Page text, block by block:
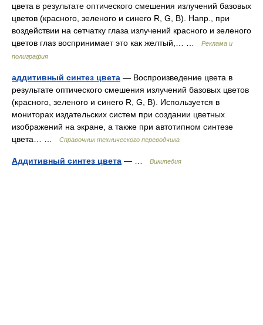
цвета в результате оптического смешения излучений базовых
цветов (красного, зеленого и синего R, G, B). Напр., при
воздействии на сетчатку глаза излучений красного и зеленого
цветов глаз воспринимает это как желтый,… …
Реклама и
полиграфия
аддитивный синтез цвета — Воспроизведение цвета в
результате оптического смешения излучений базовых цветов
(красного, зеленого и синего R, G, В). Используется в
мониторах издательских систем при создании цветных
изображений на экране, а также при автотипном синтезе
цвета… …
Справочник технического переводчика
Аддитивный синтез цвета — … Википедия